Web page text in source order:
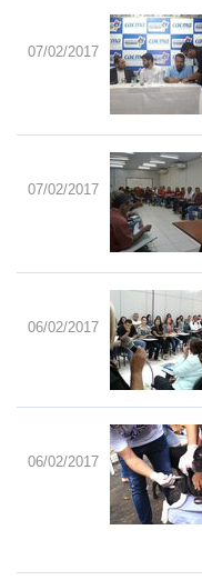
07/02/2017
07/02/2017
06/02/2017
06/02/2017